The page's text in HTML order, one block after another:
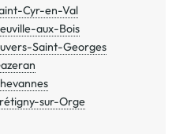
Cyr-en-Val
aux-Bois
Saint-Georges
sur-Orge